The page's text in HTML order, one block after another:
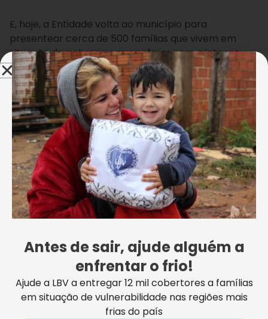
E, hoje, a Entidade volta ao município para
presentear cerca de 500 famílias que vivem em
situação de pobreza e que sofrem com o intenso
frio. A entrega dos cobertores ocorreu no Ginásio
Túlio Loureiro e contou com a presença de
autoridades municipais, das equipes dos Centros de
Referência de Assistência Social (CRAS), da Banda
do Exército Brasileiro, de voluntários e de
representantes da imprensa que apoiam a iniciativa
da LBV. Confira como tudo aconteceu:
Antes de sair, ajude alguém a
enfrentar o frio!
Ajude a LBV a entregar 12 mil cobertores a famílias
em situação de vulnerabilidade nas regiões mais
frias do país